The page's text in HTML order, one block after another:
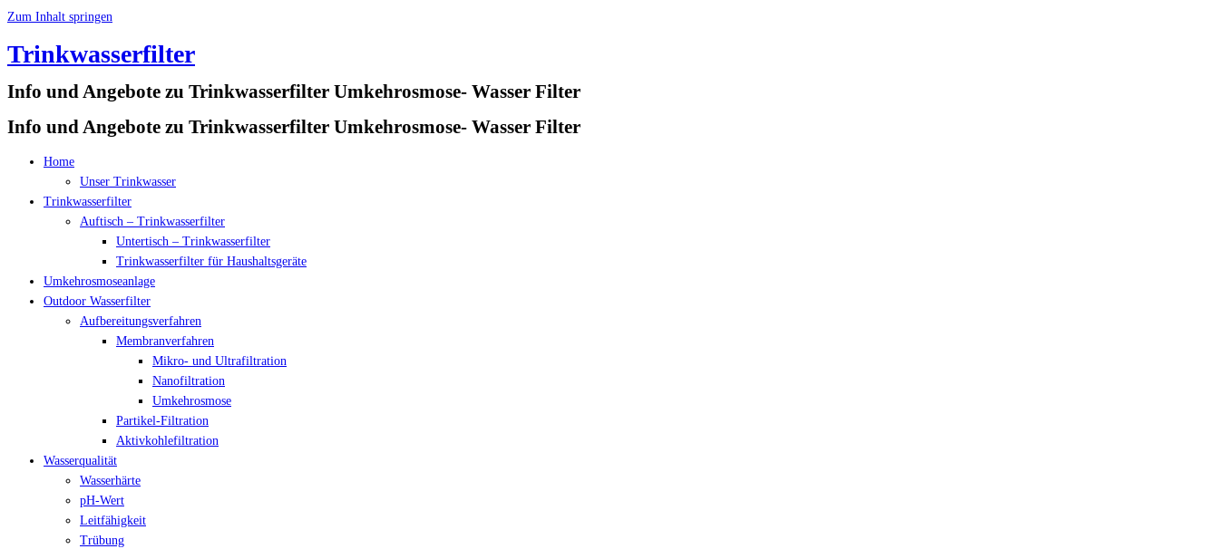
Zum Inhalt springen
Trinkwasserfilter
Info und Angebote zu Trinkwasserfilter Umkehrosmose- Wasser Filter
Info und Angebote zu Trinkwasserfilter Umkehrosmose- Wasser Filter
Home
Unser Trinkwasser
Trinkwasserfilter
Auftisch – Trinkwasserfilter
Untertisch – Trinkwasserfilter
Trinkwasserfilter für Haushaltsgeräte
Umkehrosmoseanlage
Outdoor Wasserfilter
Aufbereitungsverfahren
Membranverfahren
Mikro- und Ultrafiltration
Nanofiltration
Umkehrosmose
Partikel-Filtration
Aktivkohlefiltration
Wasserqualität
Wasserhärte
pH-Wert
Leitfähigkeit
Trübung